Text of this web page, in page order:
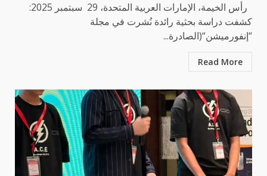
رأس الخيمة، الإمارات العربية المتحدة، 29 سبتمبر 2025:
كشفت دراسة بحثية رائدة نُشرت في مجلة
“إنفورميشن“(الصادرة...
Read More